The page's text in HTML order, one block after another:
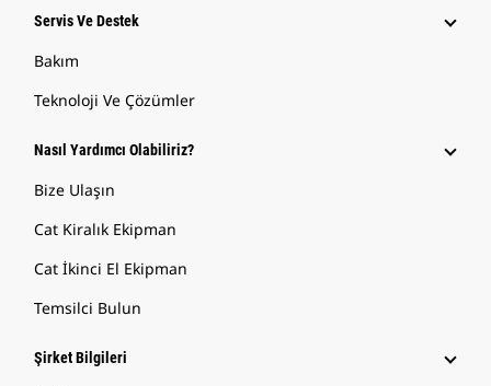
Servis Ve Destek
Bakım
Teknoloji Ve Çözümler
Nasıl Yardımcı Olabiliriz?
Bize Ulaşın
Cat Kiralık Ekipman
Cat İkinci El Ekipman
Temsilci Bulun
Şirket Bilgileri